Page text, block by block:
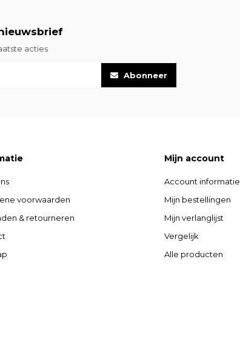
acties
Abonneer
voorwaarden
& retourneren
Mijn account
Account informatie
Mijn bestellingen
Mijn verlanglijst
Vergelijk
Alle producten